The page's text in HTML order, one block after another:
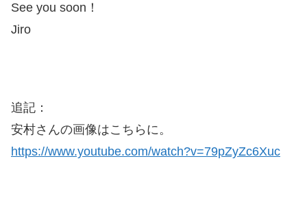
See you soon！
Jiro
追記：
安村さんの画像はこちらに。
https://www.youtube.com/watch?v=79pZyZc6Xuc